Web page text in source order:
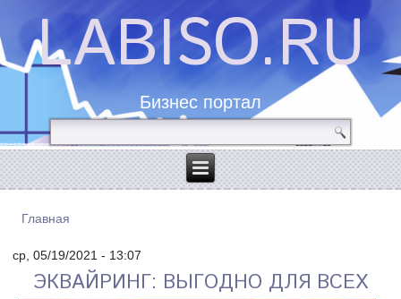
LABISO.RU
Бизнес портал
ВЫ ЗДЕСЬ
Главная
ср, 05/19/2021 - 13:07
ЭКВАЙРИНГ: ВЫГОДНО ДЛЯ ВСЕХ